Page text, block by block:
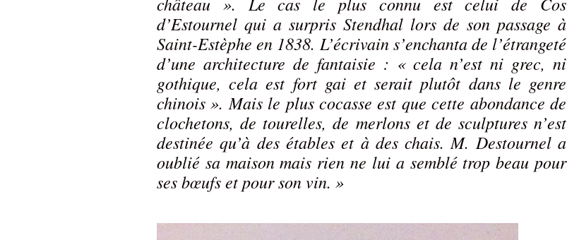
d’Estournel qui a surpris Stendhal lors de son passage à
Saint-Estèphe en 1838. L’écrivain s’enchanta de l’étrangeté
d’une architecture de fantaisie : « cela n’est ni grec, ni
gothique, cela est fort gai et serait plutôt dans le genre
chinois ». Mais le plus cocasse est que cette abondance de
clochetons, de tourelles, de merlons et de sculptures n’est
destinée qu’à des étables et à des chais. M. Destournel a
oublié sa maison mais rien ne lui a semblé trop beau pour
ses bœufs et pour son vin. »